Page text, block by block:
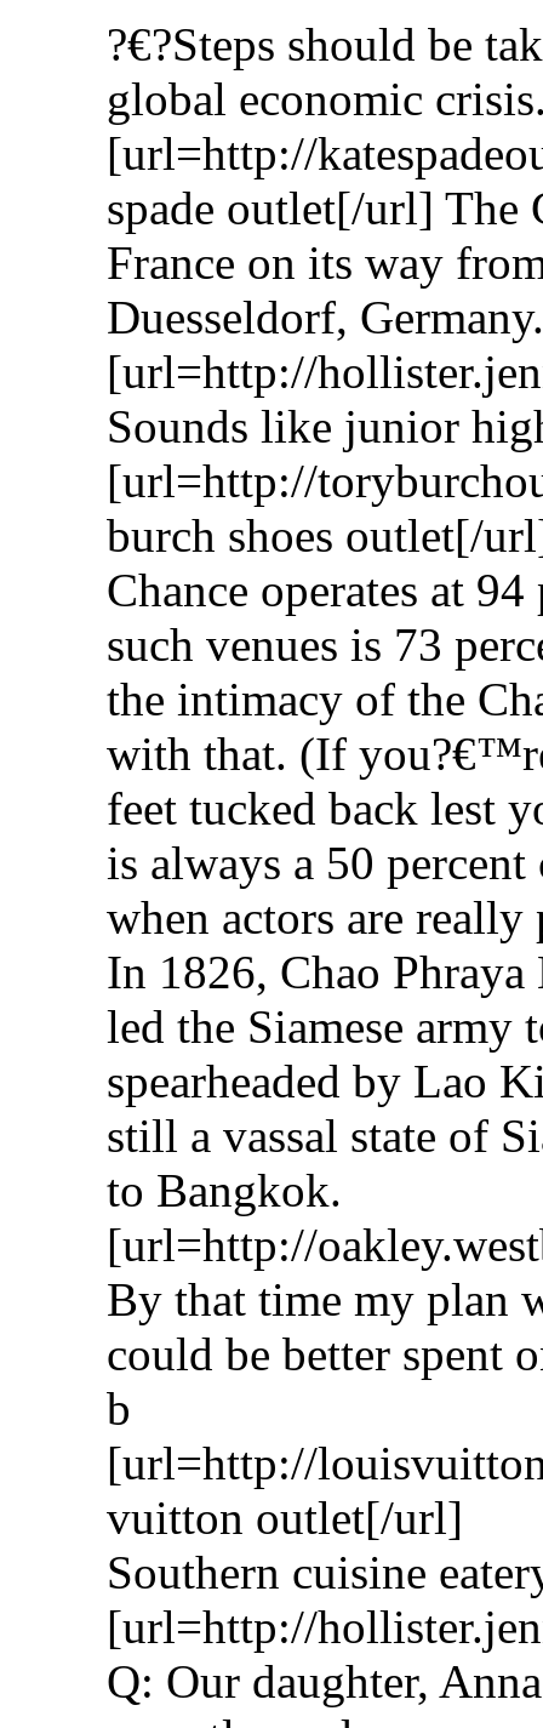
?€?Steps should be
global economic
[url=http://
spade outlet[/url] The
France on its way
Duesseldorf,
[url=http://
Sounds like junior
[url=http://
burch shoes outlet[/
Chance operates at
such venues is 73
the intimacy of the
with that. (If
feet tucked back lest
is always a 50
when actors are
In 1826, Chao
led the Siamese army
spearheaded by Lao
still a vassal state of
to Bangkok.
[url=http://
By that time my plan
could be better spent
b
[url=http://
vuitton outlet[/url]
Southern cuisine
[url=http://
Q: Our daughter,